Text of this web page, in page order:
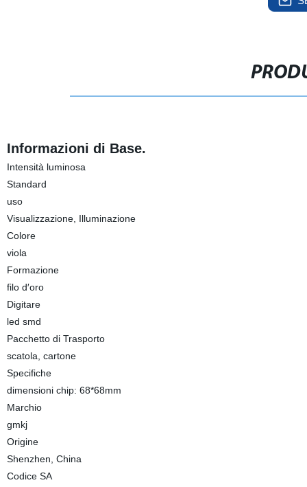
Informazioni di Base.
Intensità luminosa
Standard
uso
Visualizzazione, Illuminazione
Colore
viola
Formazione
filo d′oro
Digitare
led smd
Pacchetto di Trasporto
scatola, cartone
Specifiche
dimensioni chip: 68*68mm
Marchio
gmkj
Origine
Shenzhen, China
Codice SA